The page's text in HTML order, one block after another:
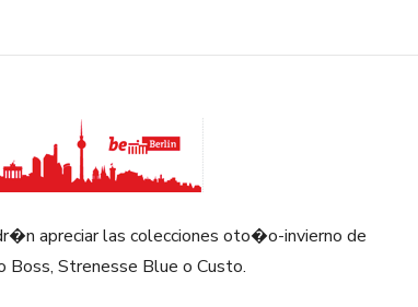
apreciar las colecciones oto�o-invierno de
Strenesse Blue o Custo.